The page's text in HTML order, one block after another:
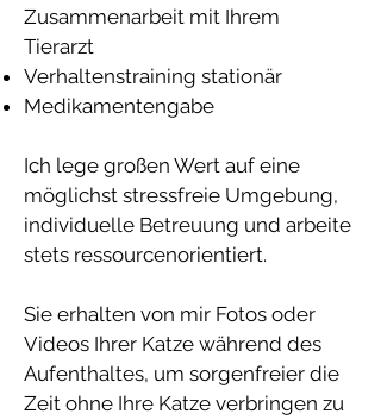
Zusammenarbeit mit Ihrem
Tierarzt
Verhaltenstraining stationär
Medikamentengabe
Ich lege großen Wert auf eine
möglichst stressfreie Umgebung,
individuelle Betreuung und arbeite
stets ressourcenorientiert.
Sie erhalten von mir Fotos oder
Videos Ihrer Katze während des
Aufenthaltes, um sorgenfreier die
Zeit ohne Ihre Katze verbringen zu